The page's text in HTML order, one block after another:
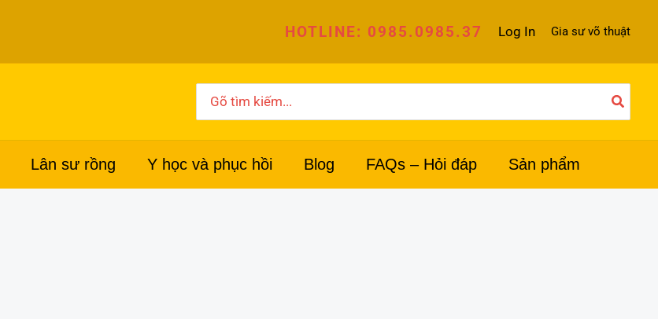
HOTLINE: 0985.0985.37 Log In Gia sư võ thuật
for:
Lân sư rồng Y học và phục hồi Blog FAQs – Hỏi đáp Sản phẩm